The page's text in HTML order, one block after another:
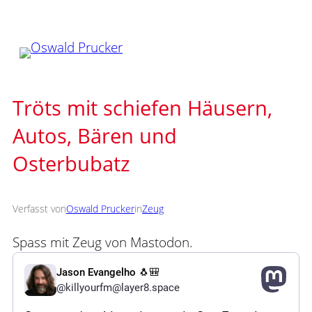
springen
Tröts mit schiefen Häusern,
Autos, Bären und
Osterbubatz
Verfasst vonOswald PruckerinZeug
Spass mit Zeug von Mastodon.